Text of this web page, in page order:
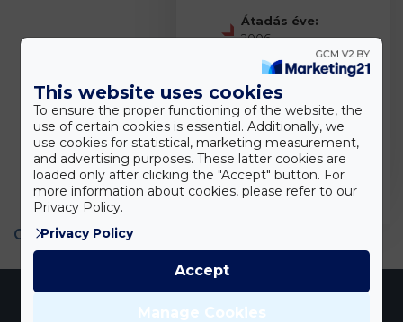
Átadás éve:
2006.
Értéke (nettó):
624 mFt
Alapterület:61
724 m²
Galéria
This website uses cookies
To ensure the proper functioning of the website, the
use of certain cookies is essential. Additionally, we
use cookies for statistical, marketing measurement,
and advertising purposes. These latter cookies are
loaded only after clicking the "Accept" button. For
more information about cookies, please refer to our
Privacy Policy.
Privacy Policy
Manage Cookies
Accept